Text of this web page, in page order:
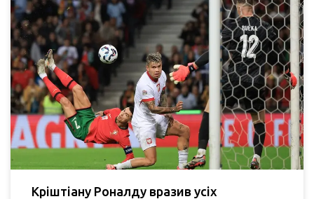
Кріштіану Роналду вразив усіх